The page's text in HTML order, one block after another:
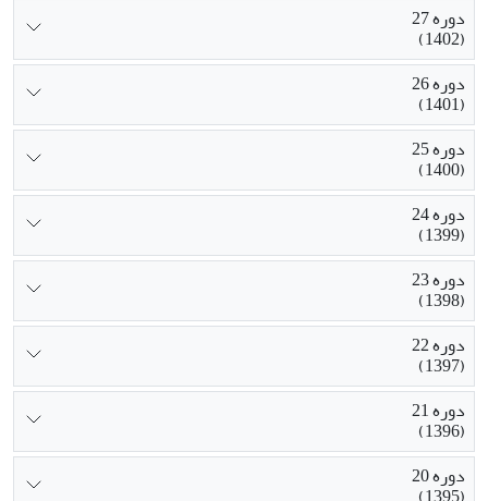
دوره 27
(1402)
دوره 26
(1401)
دوره 25
(1400)
دوره 24
(1399)
دوره 23
(1398)
دوره 22
(1397)
دوره 21
(1396)
دوره 20